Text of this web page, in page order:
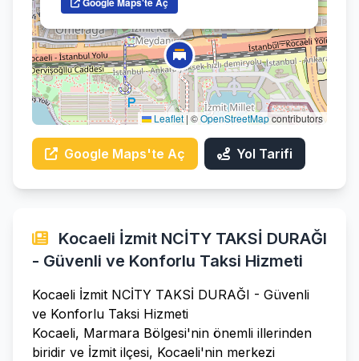
Leaflet | ©OpenStreetMapcontributors
Google Maps'te Aç Yol Tarifi
Kocaeli İzmit NCİTY TAKSİ DURAĞI
- Güvenli ve Konforlu Taksi Hizmeti
Kocaeli İzmit NCİTY TAKSİ DURAĞI - Güvenli
ve Konforlu Taksi Hizmeti
Kocaeli, Marmara Bölgesi'nin önemli illerinden
biridir ve İzmit ilçesi, Kocaeli'nin merkezi